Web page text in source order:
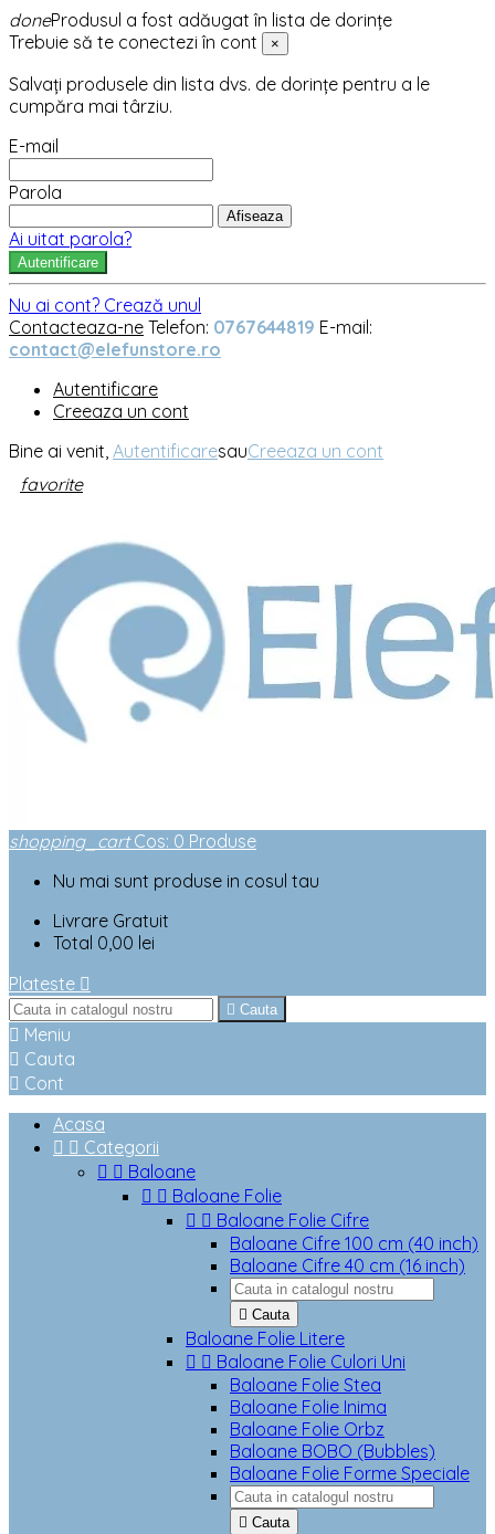
doneProdusul a fost adăugat în lista de dorințe
Trebuie să te conectezi în cont
×
Salvați produsele din lista dvs. de dorințe pentru a le
cumpăra mai târziu.
E-mail
Parola
Afiseaza
Ai uitat parola?
Autentificare
Nu ai cont? Crează unul
Contacteaza-ne Telefon: 0767644819 E-mail:
contact@elefunstore.ro
Autentificare
Creeaza un cont
Bine ai venit, AutentificaresauCreeaza un cont
favorite
shopping_cart Cos: 0 Produse
Nu mai sunt produse in cosul tau
Livrare Gratuit
Total 0,00 lei
Plateste 
 Cauta
 Meniu
 Cauta
 Cont
Acasa
  Categorii
  Baloane
  Baloane Folie
  Baloane Folie Cifre
Baloane Cifre 100 cm (40 inch)
Baloane Cifre 40 cm (16 inch)
 Cauta
Baloane Folie Litere
  Baloane Folie Culori Uni
Baloane Folie Stea
Baloane Folie Inima
Baloane Folie Orbz
Baloane BOBO (Bubbles)
Baloane Folie Forme Speciale
 Cauta